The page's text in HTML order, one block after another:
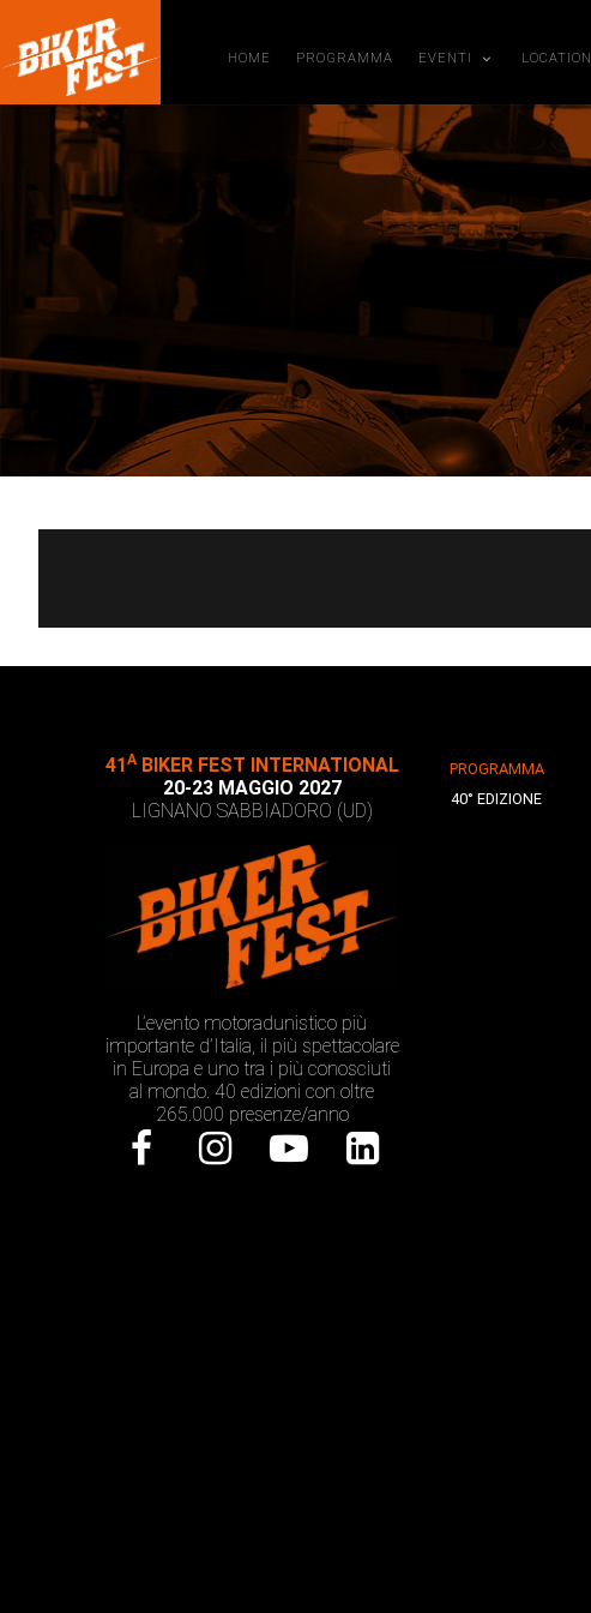
HOME PROGRAMMA EVENTI LOCATION
41 ABIKER FEST INTERNATIONAL
20-23 MAGGIO 2027
LIGNANO SABBIADORO (UD)
L’evento motoradunistico più
importante d’Italia, il più spettacolare
in Europa e uno tra i più conosciuti
al mondo. 40 edizioni con oltre
265.000 presenze/anno
PROGRAMMA
40° EDIZIONE